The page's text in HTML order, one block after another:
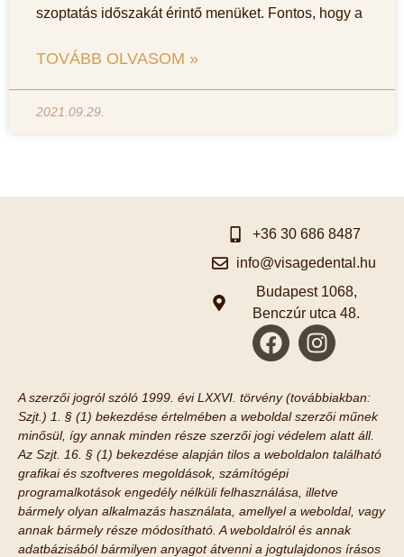
szoptatás időszakát érintő menüket. Fontos, hogy a
TOVÁBB OLVASOM »
2021.09.29.
+36 30 686 8487
info@visagedental.hu
Budapest 1068,
Benczúr utca 48.
A szerzői jogról szóló 1999. évi LXXVI. törvény (továbbiakban:
Szjt.) 1. § (1) bekezdése értelmében a weboldal szerzői műnek
minősül, így annak minden része szerzői jogi védelem alatt áll.
Az Szjt. 16. § (1) bekezdése alapján tilos a weboldalon található
grafikai és szoftveres megoldások, számítógépi
programalkotások engedély nélküli felhasználása, illetve
bármely olyan alkalmazás használata, amellyel a weboldal, vagy
annak bármely része módosítható. A weboldalról és annak
adatbázisából bármilyen anyagot átvenni a jogtulajdonos írásos